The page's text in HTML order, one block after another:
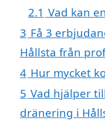
2.1 Vad kan
3 Få 3
Hållsta från
4 Hur mycket
5 Vad hjälper
dränering i